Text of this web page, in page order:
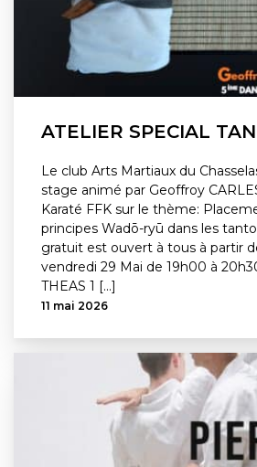
ATELIER SPECIAL
Le club Arts Martiaux du
stage animé par Geoffroy
Karaté FFK sur le thème:
principes Wadō-ryū dans les
gratuit est ouvert à tous à partir
vendredi 29 Mai de 19h00 à
THEAS 1 [...]
11 mai 2026